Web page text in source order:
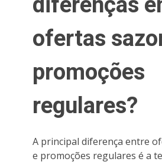
ofertas
promoções
regulares?
A principal diferença entre
e promoções regulares é a